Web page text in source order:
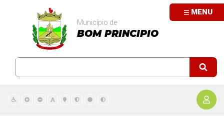
MENU
Município de
BOM PRINCIPIO